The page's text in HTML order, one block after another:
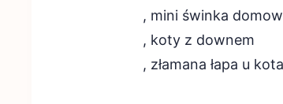
, mini świnka
, koty z downem
, złamana łapa u